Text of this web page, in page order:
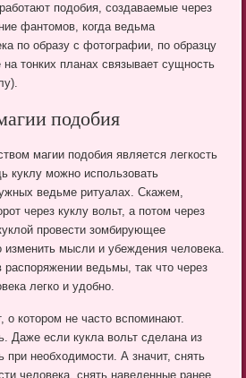
подобия, создаваемые через
фантомов, когда ведьма
по образу с фотографии, по образцу
тонких планах связывает сущность
подобия
магии подобия является легкость
куклу можно использовать
ведьме ритуалах. Скажем,
через куклу вольт, а потом через
провести зомбирующее
изменить мысли и убеждения человека.
распоряжении ведьмы, так что через
легко и удобно.
котором не часто вспоминают.
Даже если кукла вольт сделана из
при необходимости. А значит, снять
человека, снять наведенные ранее